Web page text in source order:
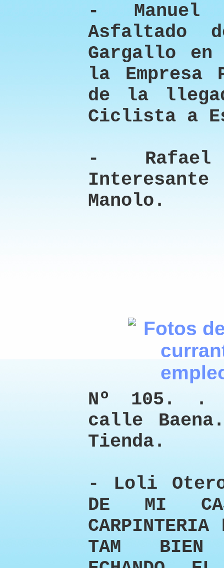
- Manuel
Asfaltado
Gargallo
la Empresa
de la
Ciclista a
- Rafael
Manolo.
Nº 105.
calle
Tienda.
- Loli
DE MI
CARPINTERIA
TAM BIEN